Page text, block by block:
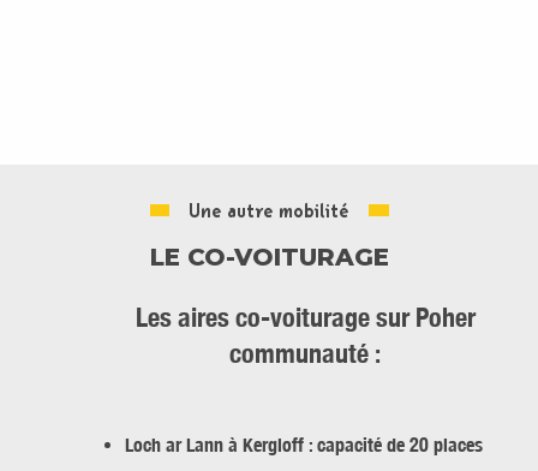
Une autre mobilité
LE CO-VOITURAGE
Les aires co-voiturage sur Poher
communauté :
Loch ar Lann à Kergloff : capacité de 20 places